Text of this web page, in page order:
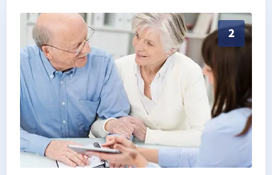
2
Exaktes Aufmaß in Lichtenstein/Sachsen